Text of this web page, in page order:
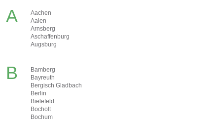
A
Aachen
Aalen
Arnsberg
Aschaffenburg
Augsburg
B
Bamberg
Bayreuth
Bergisch Gladbach
Berlin
Bielefeld
Bocholt
Bochum